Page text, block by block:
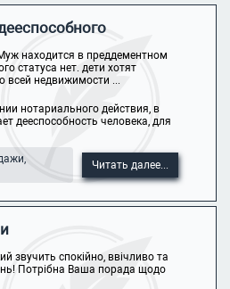
находится в преддементном
статуса нет. дети хотят
всей недвижимости ...
нотариального действия, в
дееспособность человека, для
Читать далее...
звучить спокійно, ввічливо та
Потрібна Ваша порада щодо